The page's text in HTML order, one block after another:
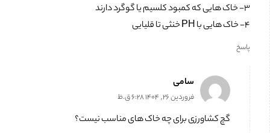
۳- خاک هایی که کمبود کلسیم یا گوگرد دارند
۴- خاک هایی با PH خنثی تا قلیایی
پاسخ
سامی
فروردین 26, 1404 6:28 ق.ظ
گچ کشاورزی برای چه خاک های مناسب نیست؟